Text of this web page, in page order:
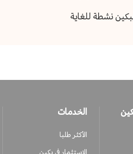
نشطة للغاية
الخدمات
الأكثر طلبا
الاستثمار في بكين